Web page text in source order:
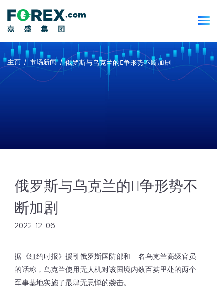
主页 市场新闻 俄罗斯与乌克兰的𢧐争形势不断加剧
俄罗斯与乌克兰的𢧐争形势不
断加剧
2022-12-06
据《纽约时报》援引俄罗斯国防部和一名乌克兰高级官员
的话称，乌克兰使用无人机对该国境内数百英里处的两个
军事基地实施了最肆无忌惮的袭击。